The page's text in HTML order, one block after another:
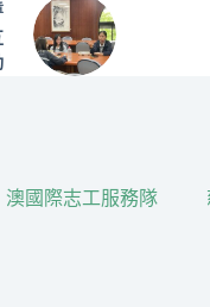
澳國際志工服務隊